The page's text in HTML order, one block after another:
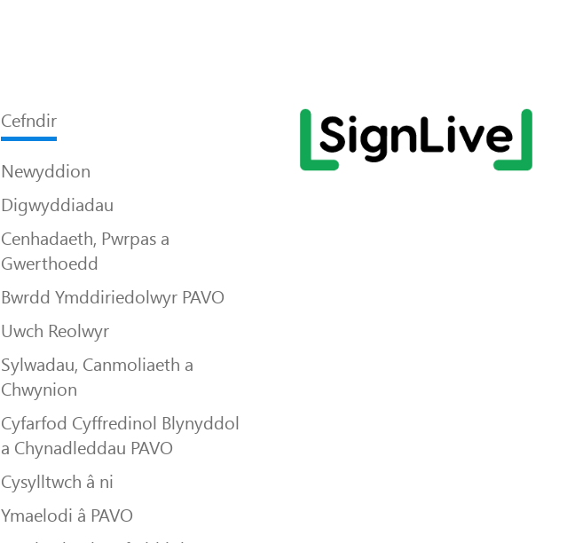
Cefndir
Newyddion
Digwyddiadau
Cenhadaeth, Pwrpas a
Gwerthoedd
Bwrdd Ymddiriedolwyr PAVO
Uwch Reolwyr
Sylwadau, Canmoliaeth a
Chwynion
Cyfarfod Cyffredinol Blynyddol
a Chynadleddau PAVO
Cysylltwch â ni
Ymaelodi â PAVO